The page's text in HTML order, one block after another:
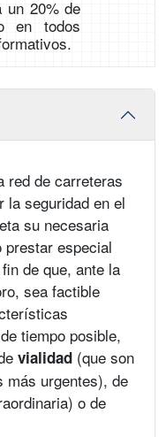
un 20% de
en todos
red de carreteras
la seguridad en el
su necesaria
especial
de que, ante la
sea factible
tiempo posible,
vialidad (que son
más urgentes), de
o de